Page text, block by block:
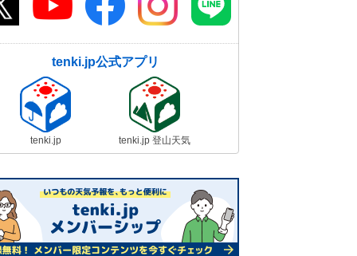
tenki.jp公式アプリ
tenki.jp tenki.jp 登山天気